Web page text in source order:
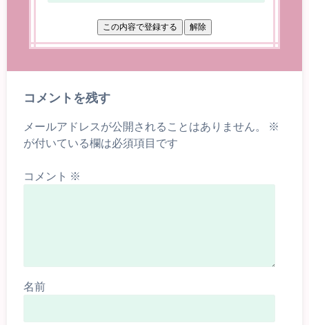
コメントを残す
メールアドレスが公開されることはありません。
※
が付いている欄は必須項目です
コメント ※
名前